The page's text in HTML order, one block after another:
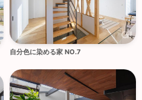
自分色に染める家 NO.7